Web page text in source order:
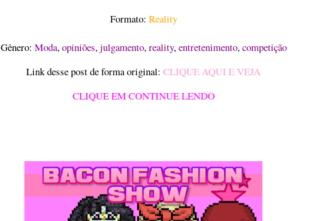
Formato: Reality
Gênero: Moda,opiniões,julgamento,reality,entretenimento,competição
Link desse post de forma original: CLIQUE AQUI E VEJA
CLIQUE EM CONTINUE LENDO